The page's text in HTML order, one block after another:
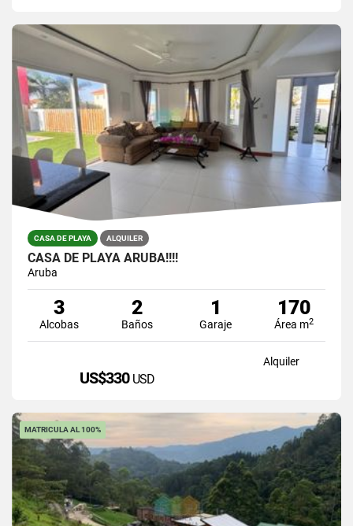
CASA DE PLAYA ALQUILER
CASA DE PLAYA ARUBA!!!!
Aruba
3
Alcobas
2
Baños
1
Garaje
170
Área m2
Alquiler
US$330 USD
MATRICULA AL 100%